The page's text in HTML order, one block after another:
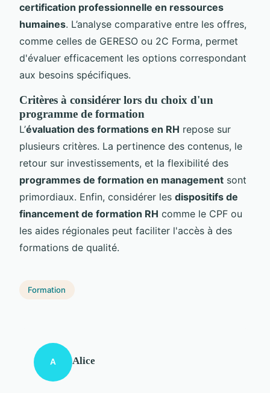
certification professionnelle en ressources
humaines. L’analyse comparative entre les offres,
comme celles de GERESO ou 2C Forma, permet
d'évaluer efficacement les options correspondant
aux besoins spécifiques.
Critères à considérer lors du choix d'un
programme de formation
L’évaluation des formations en RH repose sur
plusieurs critères. La pertinence des contenus, le
retour sur investissements, et la flexibilité des
programmes de formation en management sont
primordiaux. Enfin, considérer les dispositifs de
financement de formation RH comme le CPF ou
les aides régionales peut faciliter l'accès à des
formations de qualité.
Formation
A Alice